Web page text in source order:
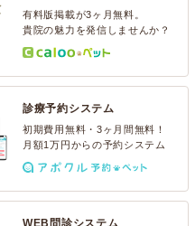
有料版掲載が3ヶ月無料。
貴院の魅力を発信しませんか？
診療予約システム
初期費用無料・3ヶ月間無料！
月額1万円からの予約システム
WEB問診システム